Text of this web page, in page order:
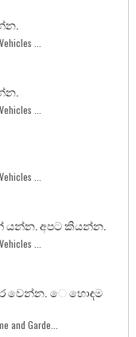
...
...
...
යන්න. අපට කියන්න.
...
වෙන්න. ෙ හොඳම
and Garde...